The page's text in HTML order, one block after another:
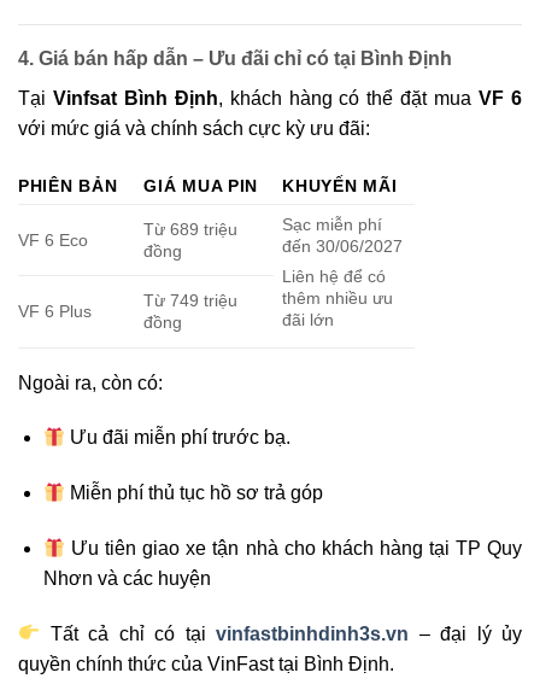
4. Giá bán hấp dẫn – Ưu đãi chỉ có tại Bình Định
Tại Vinfsat Bình Định, khách hàng có thể đặt muaVF 6
với mức giá và chính sách cực kỳ ưu đãi:
PHIÊN BẢN GIÁ MUA PIN KHUYẾN MÃI
VF 6 Eco
Từ 689 triệu
đồng
Sạc miễn phí
đến 30/06/2027
Liên hệ để có
thêm nhiều ưu
đãi lớn
VF 6 Plus
Từ 749 triệu
đồng
Ngoài ra, còn có:
Ưu đãi miễn phí trước bạ.
Miễn phí thủ tục hồ sơ trả góp
Ưu tiên giao xe tận nhà cho khách hàng tại TP Quy
Nhơn và các huyện
Tất cả chỉ có tạivinfastbinhdinh3s.vn – đại lý ủy
quyền chính thức của VinFast tại Bình Định.